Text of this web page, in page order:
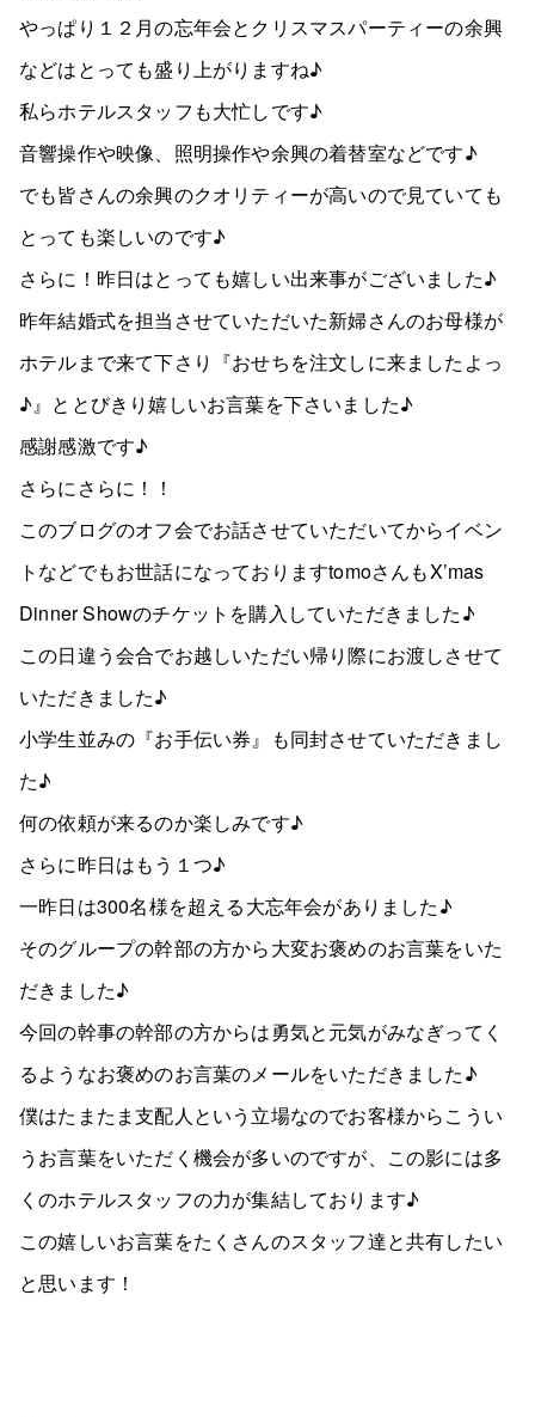
やっぱり１２月の忘年会とクリスマスパーティーの余興
などはとっても盛り上がりますね♪
私らホテルスタッフも大忙しです♪
音響操作や映像、照明操作や余興の着替室などです♪
でも皆さんの余興のクオリティーが高いので見ていても
とっても楽しいのです♪
さらに！昨日はとっても嬉しい出来事がございました♪
昨年結婚式を担当させていただいた新婦さんのお母様が
ホテルまで来て下さり『おせちを注文しに来ましたよっ
♪』ととびきり嬉しいお言葉を下さいました♪
感謝感激です♪
さらにさらに！！
このブログのオフ会でお話させていただいてからイベン
トなどでもお世話になっておりますtomoさんもX’mas
Dinner Showのチケットを購入していただきました♪
この日違う会合でお越しいただい帰り際にお渡しさせて
いただきました♪
小学生並みの『お手伝い券』も同封させていただきまし
た♪
何の依頼が来るのか楽しみです♪
さらに昨日はもう１つ♪
一昨日は300名様を超える大忘年会がありました♪
そのグループの幹部の方から大変お褒めのお言葉をいた
だきました♪
今回の幹事の幹部の方からは勇気と元気がみなぎってく
るようなお褒めのお言葉のメールをいただきました♪
僕はたまたま支配人という立場なのでお客様からこうい
うお言葉をいただく機会が多いのですが、この影には多
くのホテルスタッフの力が集結しております♪
この嬉しいお言葉をたくさんのスタッフ達と共有したい
と思います！